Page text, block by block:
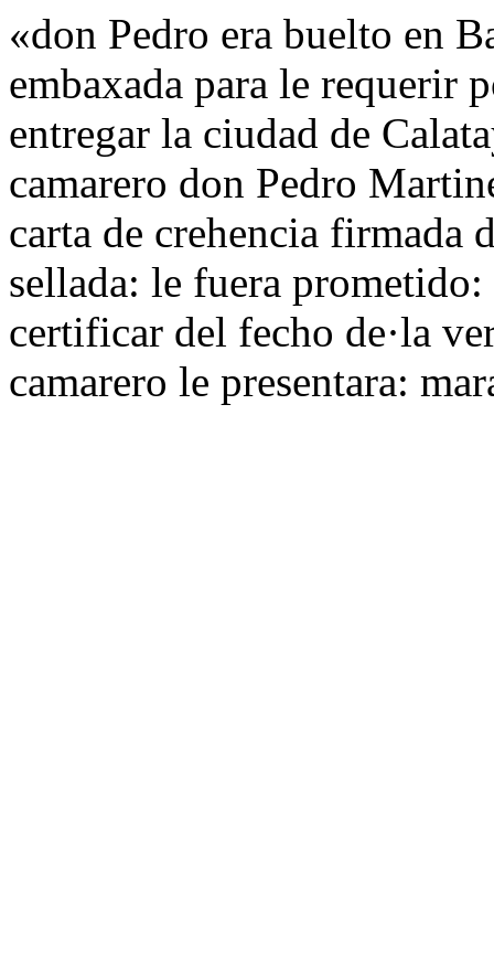
«don Pedro era buelto en
embaxada para le requerir
entregar la ciudad de
camarero don Pedro
carta de crehencia firmada
sellada: le fuera
certificar del fecho de·la
camarero le presentara: